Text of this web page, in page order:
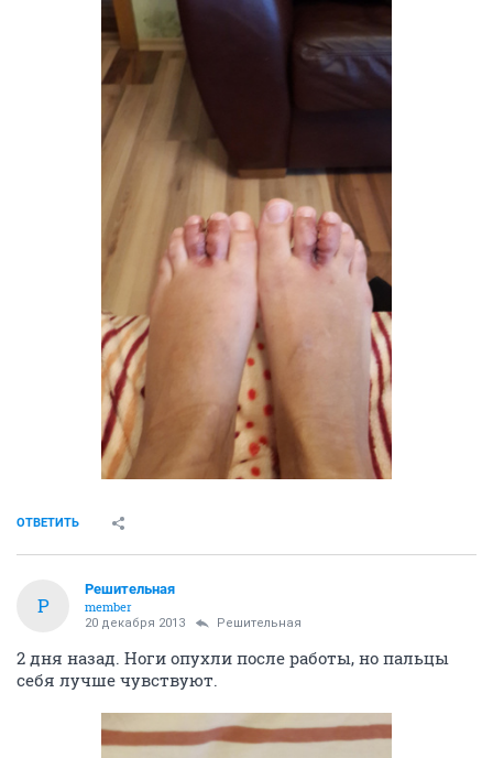
ОТВЕТИТЬ
Р
Решительная
member
20 декабря 2013 Решительная
2 дня назад. Ноги опухли после работы, но пальцы
себя лучше чувствуют.